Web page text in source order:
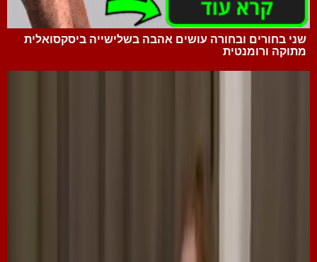
שני בחורים ובחורה עושים אהבה בשלישייה ביסקסואלית
מתוקה ורומנטית